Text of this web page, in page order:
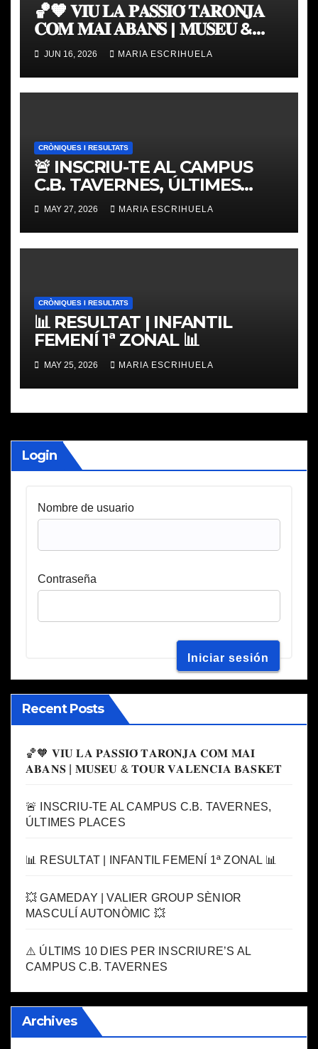
🏀🧡 𝐕𝐈𝐔 𝐋𝐀 𝐏𝐀𝐒𝐒𝐈𝐎́ 𝐓𝐀𝐑𝐎𝐍𝐉𝐀
𝐂𝐎𝐌 𝐌𝐀𝐈 𝐀𝐁𝐀𝐍𝐒 | 𝐌𝐔𝐒𝐄𝐔 &
𝐓𝐎𝐔𝐑 𝐕𝐀𝐋𝐄𝐍𝐂𝐈𝐀 𝐁𝐀𝐒𝐊𝐄𝐓
JUN 16, 2026 MARIA ESCRIHUELA
CRÒNIQUES I RESULTATS
🚨 INSCRIU-TE AL CAMPUS
C.B. TAVERNES, ÚLTIMES
PLACES
MAY 27, 2026 MARIA ESCRIHUELA
CRÒNIQUES I RESULTATS
📊 RESULTAT | INFANTIL
FEMENÍ 1ª ZONAL 📊
MAY 25, 2026 MARIA ESCRIHUELA
Login
Nombre de usuario
Contraseña
Recent Posts
🏀🧡 𝐕𝐈𝐔 𝐋𝐀 𝐏𝐀𝐒𝐒𝐈𝐎́ 𝐓𝐀𝐑𝐎𝐍𝐉𝐀 𝐂𝐎𝐌 𝐌𝐀𝐈
𝐀𝐁𝐀𝐍𝐒 | 𝐌𝐔𝐒𝐄𝐔 & 𝐓𝐎𝐔𝐑 𝐕𝐀𝐋𝐄𝐍𝐂𝐈𝐀 𝐁𝐀𝐒𝐊𝐄𝐓
🚨 INSCRIU-TE AL CAMPUS C.B. TAVERNES,
ÚLTIMES PLACES
📊 RESULTAT | INFANTIL FEMENÍ 1ª ZONAL 📊
💥 GAMEDAY | VALIER GROUP SÈNIOR
MASCULÍ AUTONÒMIC 💥
⚠️ ÚLTIMS 10 DIES PER INSCRIURE’S AL
CAMPUS C.B. TAVERNES
Archives